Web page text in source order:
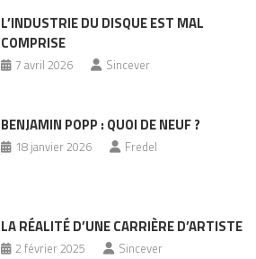
L’INDUSTRIE DU DISQUE EST MAL
COMPRISE
7 avril 2026 Sincever
BENJAMIN POPP : QUOI DE NEUF ?
18 janvier 2026 Fredel
LA RÉALITÉ D’UNE CARRIÈRE D’ARTISTE
2 février 2025 Sincever